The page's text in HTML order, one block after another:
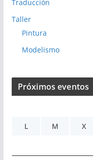
Traducción
Taller
Pintura
Modelismo
Próximos eventos
L
M X